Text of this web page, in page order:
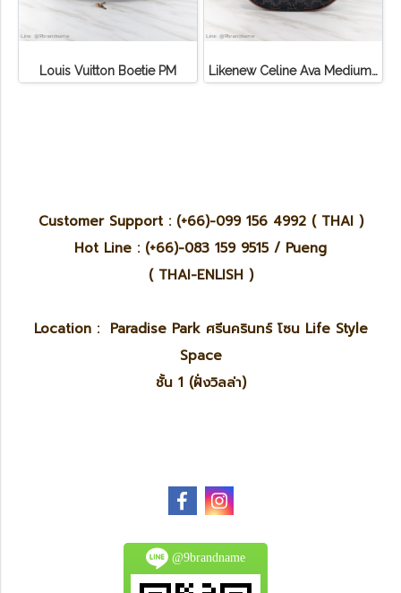
Louis Vuitton Boetie PM Likenew Celine Ava Medium Triomphe Canvas
Customer Support : (+66)-099 156 4992 ( THAI )
Hot Line : (+66)-083 159 9515 / Pueng
( THAI-ENLISH )
Location : Paradise Park ศรีนครินทร์ โซน Life Style
Space
ชั้น 1 (ฝั่งวิลล่า)
@9brandname